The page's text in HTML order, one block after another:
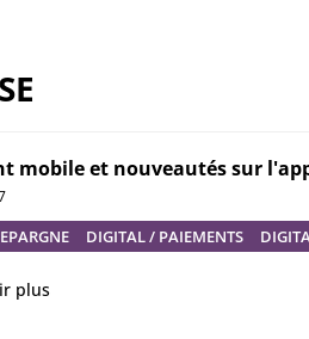
mobile et nouveautés sur
DIGITAL / PAIEMENTS
plus